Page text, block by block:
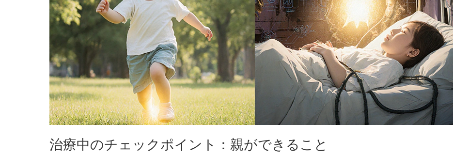
治療中のチェックポイント：親ができること